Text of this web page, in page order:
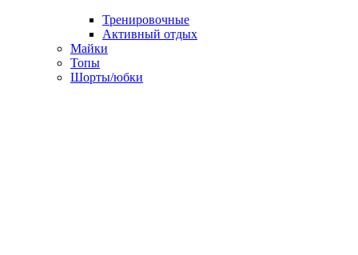
Тренировочные
Активный отдых
Майки
Топы
Шорты/юбки